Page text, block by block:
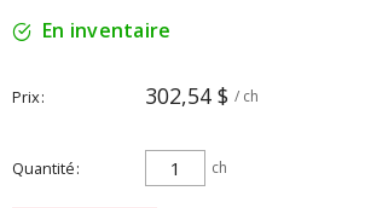
En inventaire
Prix 302,54 $ / ch
Quantité ch